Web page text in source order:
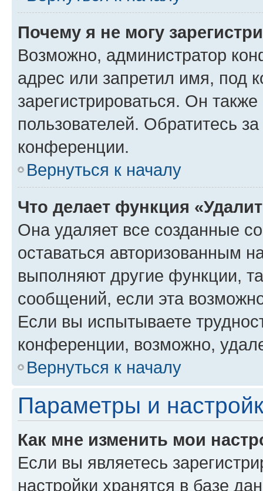
Почему я не могу
Возможно, администратор
адрес или запретил имя, под
зарегистрироваться. Он
пользователей. Обратитесь
конференции.
Вернуться к началу
Что делает функция
Она удаляет все созданные
оставаться авторизованным
выполняют другие функции,
сообщений, если эта
Если вы испытываете
конференции, возможно,
Вернуться к началу
Параметры и
Как мне изменить мои
Если вы являетесь
настройки хранятся в базе